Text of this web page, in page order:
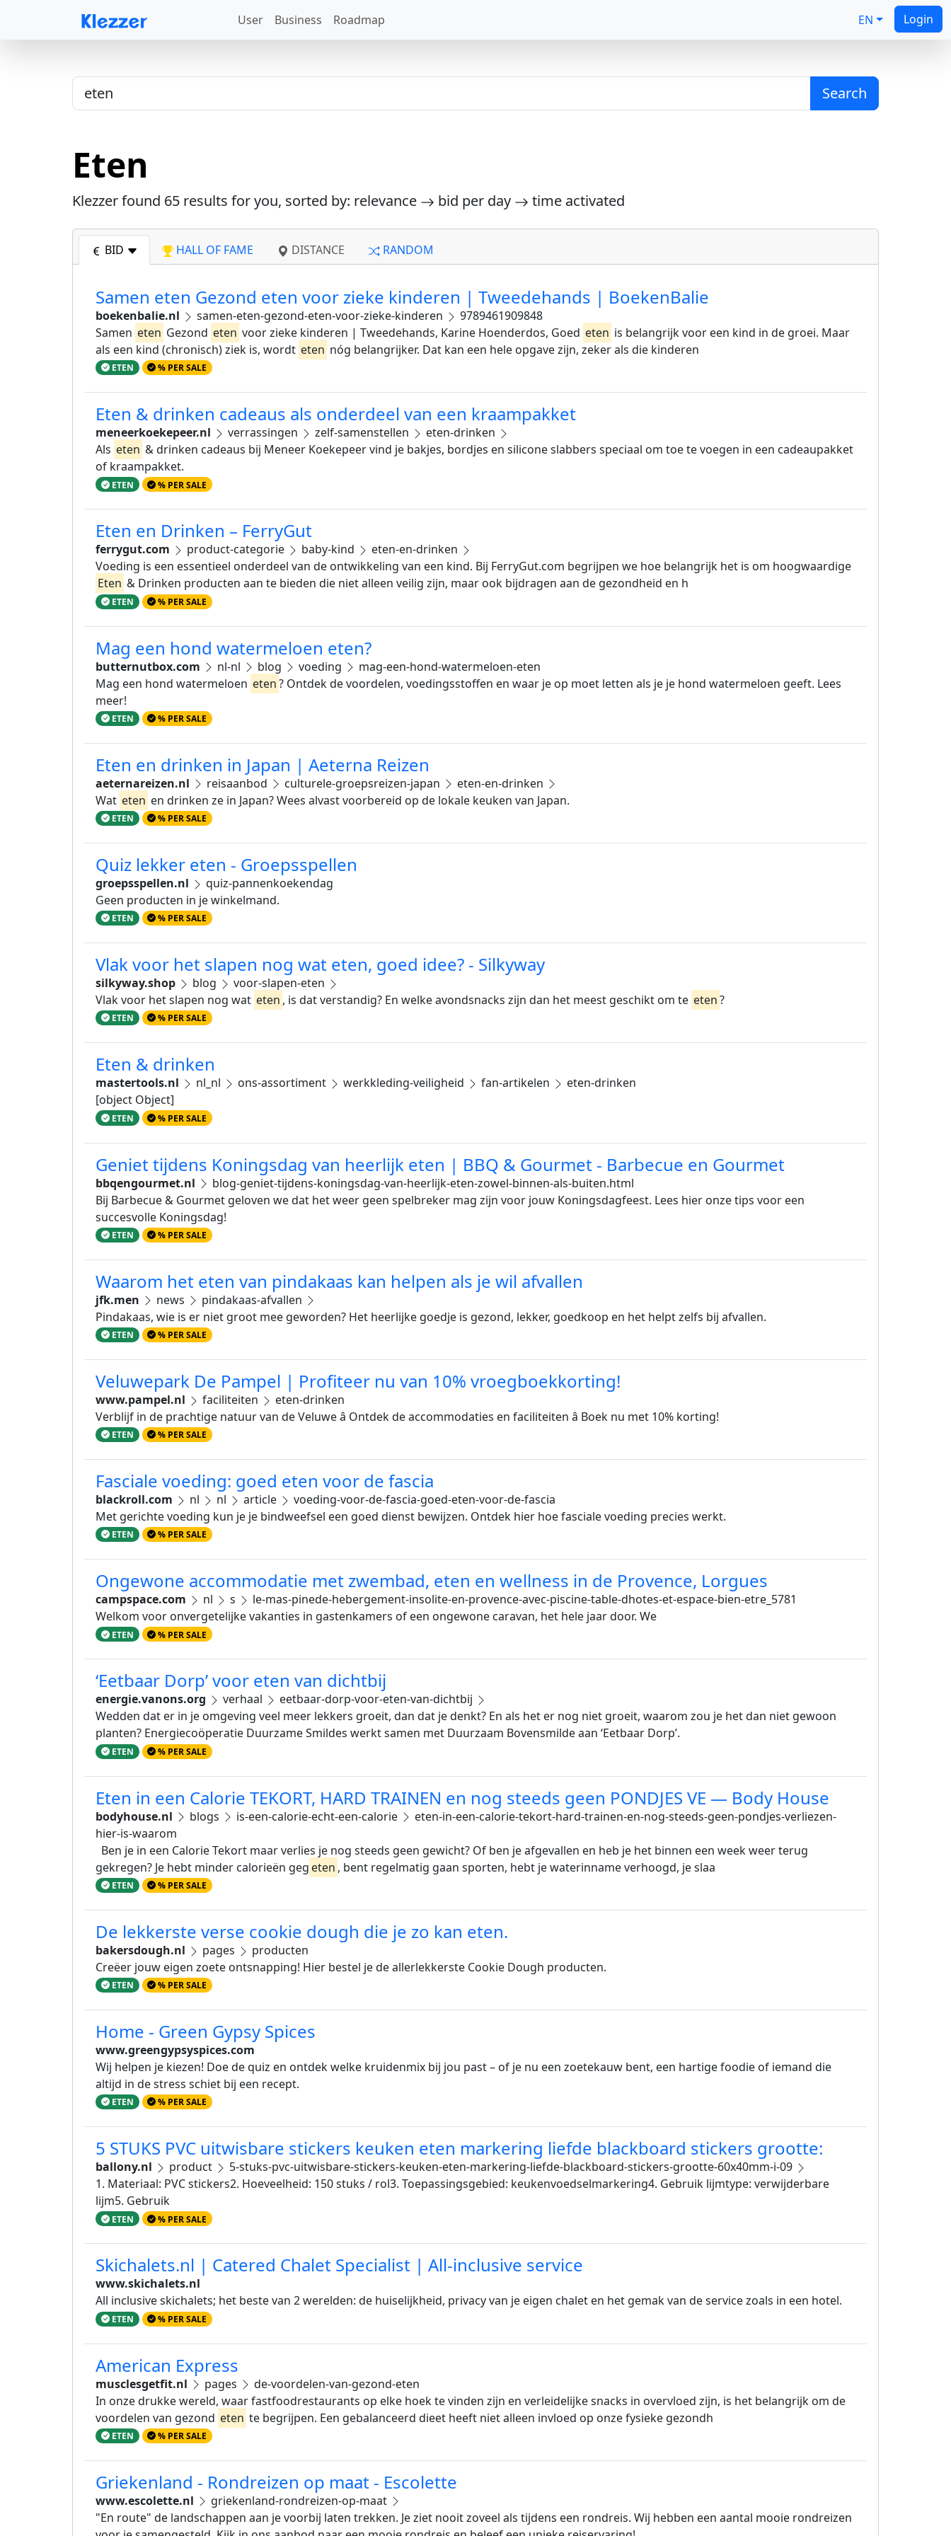
User Business Roadmap EN Login
Search
Eten
Klezzer found 65 results for you, sorted by: relevance bid per day time activated
BID HALL OF FAME DISTANCE RANDOM
Samen eten Gezond eten voor zieke kinderen | Tweedehands | BoekenBalie
boekenbalie.nl samen-eten-gezond-eten-voor-zieke-kinderen
9789461909848
Samen eten Gezond eten voor zieke kinderen | Tweedehands, Karine Hoenderdos, Goed eten is belangrijk voor een kind in de groei. Maar
als een kind (chronisch) ziek is, wordt eten nóg belangrijker. Dat kan een hele opgave zijn, zeker als die kinderen
ETEN % PER SALE
Eten & drinken cadeaus als onderdeel van een kraampakket
meneerkoekepeer.nl verrassingen zelf-samenstellen
eten-drinken
Als eten & drinken cadeaus bij Meneer Koekepeer vind je bakjes, bordjes en silicone slabbers speciaal om toe te voegen in een cadeaupakket
of kraampakket.
ETEN % PER SALE
Eten en Drinken – FerryGut
ferrygut.com product-categorie baby-kind
eten-en-drinken
Voeding is een essentieel onderdeel van de ontwikkeling van een kind. Bij FerryGut.com begrijpen we hoe belangrijk het is om hoogwaardige
Eten & Drinken producten aan te bieden die niet alleen veilig zijn, maar ook bijdragen aan de gezondheid en h
ETEN % PER SALE
Mag een hond watermeloen eten?
butternutbox.com nl-nl blog voeding
mag-een-hond-watermeloen-eten
Mag een hond watermeloen eten? Ontdek de voordelen, voedingsstoffen en waar je op moet letten als je je hond watermeloen geeft. Lees
meer!
ETEN % PER SALE
Eten en drinken in Japan | Aeterna Reizen
aeternareizen.nl reisaanbod culturele-groepsreizen-japan
eten-en-drinken
Wat eten en drinken ze in Japan? Wees alvast voorbereid op de lokale keuken van Japan.
ETEN % PER SALE
Quiz lekker eten - Groepsspellen
groepsspellen.nl
quiz-pannenkoekendag
Geen producten in je winkelmand.
ETEN % PER SALE
Vlak voor het slapen nog wat eten, goed idee? - Silkyway
silkyway.shop blog
voor-slapen-eten
Vlak voor het slapen nog wat eten , is dat verstandig? En welke avondsnacks zijn dan het meest geschikt om te eten?
ETEN % PER SALE
Eten & drinken
mastertools.nl nl_nl ons-assortiment werkkleding-veiligheid fan-artikelen
eten-drinken
[object Object]
ETEN % PER SALE
Geniet tijdens Koningsdag van heerlijk eten | BBQ & Gourmet - Barbecue en Gourmet
bbqengourmet.nl
blog-geniet-tijdens-koningsdag-van-heerlijk-eten-zowel-binnen-als-buiten.html
Bij Barbecue & Gourmet geloven we dat het weer geen spelbreker mag zijn voor jouw Koningsdagfeest. Lees hier onze tips voor een
succesvolle Koningsdag!
ETEN % PER SALE
Waarom het eten van pindakaas kan helpen als je wil afvallen
jfk.men news
pindakaas-afvallen
Pindakaas, wie is er niet groot mee geworden? Het heerlijke goedje is gezond, lekker, goedkoop en het helpt zelfs bij afvallen.
ETEN % PER SALE
Veluwepark De Pampel | Profiteer nu van 10% vroegboekkorting!
www.pampel.nl faciliteiten
eten-drinken
Verblijf in de prachtige natuur van de Veluwe â Ontdek de accommodaties en faciliteiten â Boek nu met 10% korting!
ETEN % PER SALE
Fasciale voeding: goed eten voor de fascia
blackroll.com nl nl article
voeding-voor-de-fascia-goed-eten-voor-de-fascia
Met gerichte voeding kun je je bindweefsel een goed dienst bewijzen. Ontdek hier hoe fasciale voeding precies werkt.
ETEN % PER SALE
Ongewone accommodatie met zwembad, eten en wellness in de Provence, Lorgues
campspace.com nl s
le-mas-pinede-hebergement-insolite-en-provence-avec-piscine-table-dhotes-et-espace-bien-etre_5781
Welkom voor onvergetelijke vakanties in gastenkamers of een ongewone caravan, het hele jaar door. We
ETEN % PER SALE
‘Eetbaar Dorp’ voor eten van dichtbij
energie.vanons.org verhaal
eetbaar-dorp-voor-eten-van-dichtbij
Wedden dat er in je omgeving veel meer lekkers groeit, dan dat je denkt? En als het er nog niet groeit, waarom zou je het dan niet gewoon
planten? Energiecoöperatie Duurzame Smildes werkt samen met Duurzaam Bovensmilde aan ‘Eetbaar Dorp’.
ETEN % PER SALE
Eten in een Calorie TEKORT, HARD TRAINEN en nog steeds geen PONDJES VE — Body House
bodyhouse.nl blogs is-een-calorie-echt-een-calorie
eten-in-een-calorie-tekort-hard-trainen-en-nog-steeds-geen-pondjes-verliezen-
hier-is-waarom
Ben je in een Calorie Tekort maar verlies je nog steeds geen gewicht? Of ben je afgevallen en heb je het binnen een week weer terug
gekregen? Je hebt minder calorieën geg eten , bent regelmatig gaan sporten, hebt je waterinname verhoogd, je slaa
ETEN % PER SALE
De lekkerste verse cookie dough die je zo kan eten.
bakersdough.nl pages
producten
Creëer jouw eigen zoete ontsnapping! Hier bestel je de allerlekkerste Cookie Dough producten.
ETEN % PER SALE
Home - Green Gypsy Spices
www.greengypsyspices.com
Wij helpen je kiezen! Doe de quiz en ontdek welke kruidenmix bij jou past – of je nu een zoetekauw bent, een hartige foodie of iemand die
altijd in de stress schiet bij een recept.
ETEN % PER SALE
5 STUKS PVC uitwisbare stickers keuken eten markering liefde blackboard stickers grootte:
ballony.nl product
5-stuks-pvc-uitwisbare-stickers-keuken-eten-markering-liefde-blackboard-stickers-grootte-60x40mm-i-09
1. Materiaal: PVC stickers2. Hoeveelheid: 150 stuks / rol3. Toepassingsgebied: keukenvoedselmarkering4. Gebruik lijmtype: verwijderbare
lijm5. Gebruik
ETEN % PER SALE
Skichalets.nl | Catered Chalet Specialist | All-inclusive service
www.skichalets.nl
All inclusive skichalets; het beste van 2 werelden: de huiselijkheid, privacy van je eigen chalet en het gemak van de service zoals in een hotel.
ETEN % PER SALE
American Express
musclesgetfit.nl pages
de-voordelen-van-gezond-eten
In onze drukke wereld, waar fastfoodrestaurants op elke hoek te vinden zijn en verleidelijke snacks in overvloed zijn, is het belangrijk om de
voordelen van gezond eten te begrijpen. Een gebalanceerd dieet heeft niet alleen invloed op onze fysieke gezondh
ETEN % PER SALE
Griekenland - Rondreizen op maat - Escolette
www.escolette.nl
griekenland-rondreizen-op-maat
"En route" de landschappen aan je voorbij laten trekken. Je ziet nooit zoveel als tijdens een rondreis. Wij hebben een aantal mooie rondreizen